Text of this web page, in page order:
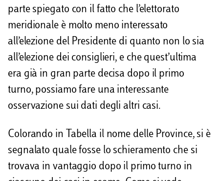
parte spiegato con il fatto che l’elettorato
meridionale è molto meno interessato
all’elezione del Presidente di quanto non lo sia
all’elezione dei consiglieri, e che quest’ultima
era già in gran parte decisa dopo il primo
turno, possiamo fare una interessante
osservazione sui dati degli altri casi.
Colorando in Tabella il nome delle Province, si è
segnalato quale fosse lo schieramento che si
trovava in vantaggio dopo il primo turno in